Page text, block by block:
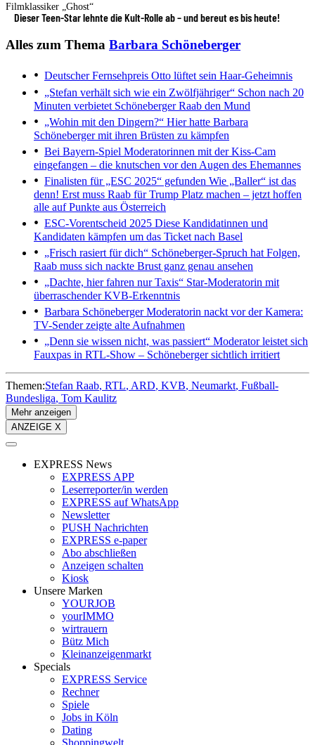
Filmklassiker „Ghost“
Dieser Teen-Star lehnte die Kult-Rolle ab – und bereut es bis heute!
Alles zum Thema Barbara Schöneberger
Deutscher Fernsehpreis Otto lüftet sein Haar-Geheimnis
„Stefan verhält sich wie ein Zwölfjähriger“ Schon nach 20
Minuten verbietet Schöneberger Raab den Mund
„Wohin mit den Dingern?“ Hier hatte Barbara
Schöneberger mit ihren Brüsten zu kämpfen
Bei Bayern-Spiel Moderatorinnen mit der Kiss-Cam
eingefangen – die knutschen vor den Augen des Ehemannes
Finalisten für „ESC 2025“ gefunden Wie „Baller“ ist das
denn! Erst muss Raab für Trump Platz machen – jetzt hoffen
alle auf Punkte aus Österreich
ESC-Vorentscheid 2025 Diese Kandidatinnen und
Kandidaten kämpfen um das Ticket nach Basel
„Frisch rasiert für dich“ Schöneberger-Spruch hat Folgen,
Raab muss sich nackte Brust ganz genau ansehen
„Dachte, hier fahren nur Taxis“ Star-Moderatorin mit
überraschender KVB-Erkenntnis
Barbara SchönebergerModeratorin nackt vor der Kamera:
TV-Sender zeigte alte Aufnahmen
„Denn sie wissen nicht, was passiert“ Moderator leistet sich
Fauxpas in RTL-Show – Schöneberger sichtlich irritiert
Themen:Stefan Raab RTL ARD KVB Neumarkt Fußball-
Bundesliga Tom Kaulitz
Mehr anzeigen
ANZEIGE X
EXPRESS News
EXPRESS APP
Leserreporter/in werden
EXPRESS auf WhatsApp
Newsletter
PUSH Nachrichten
EXPRESS e-paper
Abo abschließen
Anzeigen schalten
Kiosk
Unsere Marken
YOURJOB
yourIMMO
wirtrauern
Bütz Mich
Kleinanzeigenmarkt
Specials
EXPRESS Service
Rechner
Spiele
Jobs in Köln
Dating